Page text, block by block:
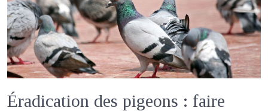
Éradication des pigeons : faire